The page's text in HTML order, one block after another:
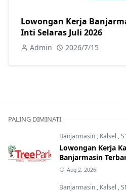
Lowongan Kerja
Inti Selaras Juli 2026
Admin 2026/7/15
PALING DIMINATI
Banjarmasin , Kalsel ,
Lowongan Kerja
Banjarmasin
Aug 2, 2026
Banjarmasin , Kalsel ,